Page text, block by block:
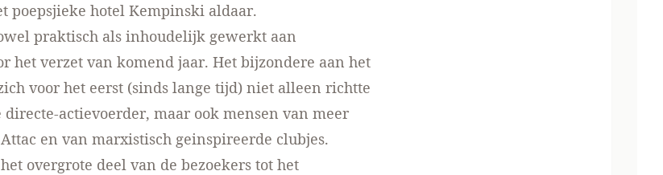
poepsjieke hotel Kempinski aldaar.
praktisch als inhoudelijk gewerkt aan
het verzet van komend jaar. Het bijzondere aan het
voor het eerst (sinds lange tijd) niet alleen richtte
directe-actievoerder, maar ook mensen van meer
Attac en van marxistisch geinspireerde clubjes.
overgrote deel van de bezoekers tot het